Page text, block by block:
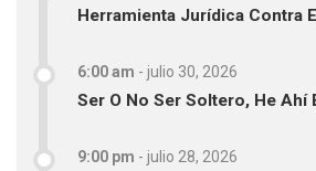
Herramienta Jurídica Contra
6:00 am - julio 30, 2026
Ser O No Ser Soltero, He Ahí
9:00 pm - julio 28, 2026